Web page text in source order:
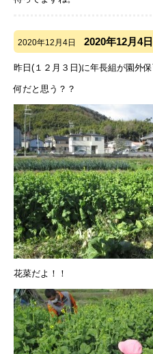
2020年12月4日 2020年12月4
昨日(１２月３日)に年長組が園外
何だと思う？？
花菜だよ！！